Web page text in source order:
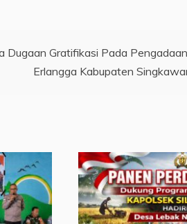
Dugaan Gratifikasi Pada
Erlangga Kabupaten